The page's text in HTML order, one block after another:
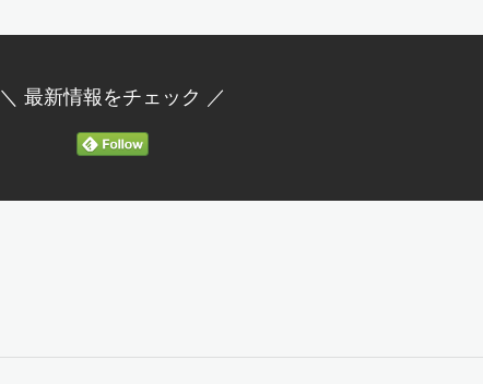
＼ 最新情報をチェック ／